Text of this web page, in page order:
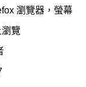
科
瀏覽器，螢幕
覽